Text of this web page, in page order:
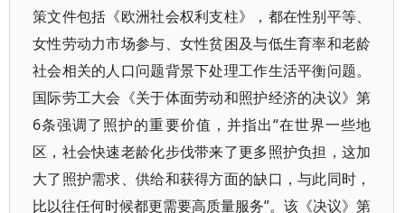
策文件包括《欧洲社会权利支柱》，都在性别平等、
女性劳动力市场参与、女性贫困及与低生育率和老龄
社会相关的人口问题背景下处理工作生活平衡问题。
国际劳工大会《关于体面劳动和照护经济的决议》第
6条强调了照护的重要价值，并指出“在世界一些地
区，社会快速老龄化步伐带来了更多照护负担，这加
大了照护需求、供给和获得方面的缺口，与此同时，
比以往任何时候都更需要高质量服务”。该《决议》第